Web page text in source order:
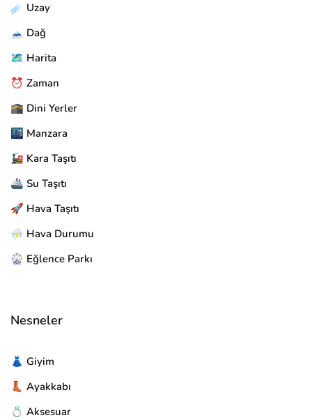
☄️ Uzay
🗻 Dağ
🗺️ Harita
⏰ Zaman
🕋 Dini Yerler
🌃 Manzara
🚂 Kara Taşıtı
🚢 Su Taşıtı
🚀 Hava Taşıtı
⛈️ Hava Durumu
🎡 Eğlence Parkı
Nesneler
👗 Giyim
👢 Ayakkabı
💍 Aksesuar